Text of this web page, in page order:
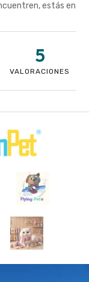
estás en
VALORACIONES
5